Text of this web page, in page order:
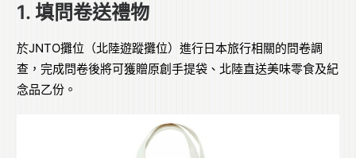
1. 填問卷送禮物
於JNTO攤位（北陸遊蹤攤位）進行日本旅行相關的問卷調
查，完成問卷後將可獲贈原創手提袋、北陸直送美味零食及紀
念品乙份。